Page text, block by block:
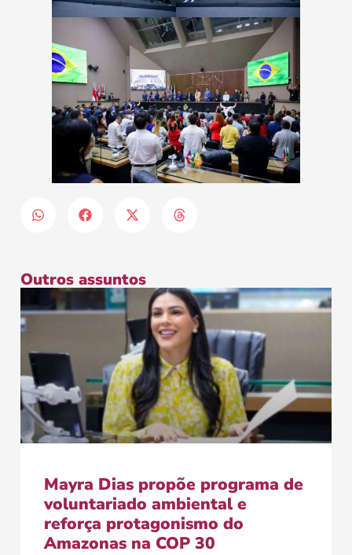
Outros assuntos
Mayra Dias propõe programa de
voluntariado ambiental e
reforça protagonismo do
Amazonas na COP 30